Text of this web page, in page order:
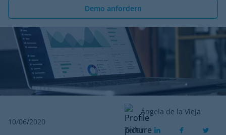
Demo anfordern
10/06/2020
Ángela de la Vieja
Teilen